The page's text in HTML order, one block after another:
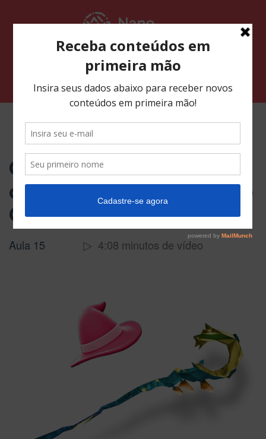
para
Curso Mago Contact Form 7
Como Inserir Campo
de Aceito os Termos no
CF7
Aula 15 4:08 minutos de vídeo